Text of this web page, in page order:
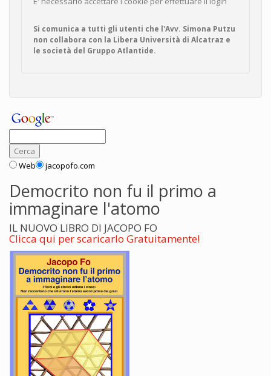
Si comunica a tutti gli utenti che l'Avv. Simona Putzu
non collabora con la Libera Università di Alcatraz e
le società del Gruppo Atlantide.
Web jacopofo.com
Democrito non fu il primo a
immaginare l'atomo
IL NUOVO LIBRO DI JACOPO FO
Clicca qui per scaricarlo Gratuitamente!